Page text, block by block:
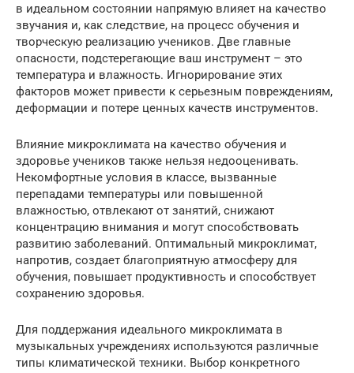
в идеальном состоянии напрямую влияет на качество
звучания и, как следствие, на процесс обучения и
творческую реализацию учеников. Две главные
опасности, подстерегающие ваш инструмент – это
температура и влажность. Игнорирование этих
факторов может привести к серьезным повреждениям,
деформации и потере ценных качеств инструментов.
Влияние микроклимата на качество обучения и
здоровье учеников также нельзя недооценивать.
Некомфортные условия в классе, вызванные
перепадами температуры или повышенной
влажностью, отвлекают от занятий, снижают
концентрацию внимания и могут способствовать
развитию заболеваний. Оптимальный микроклимат,
напротив, создает благоприятную атмосферу для
обучения, повышает продуктивность и способствует
сохранению здоровья.
Для поддержания идеального микроклимата в
музыкальных учреждениях используются различные
типы климатической техники. Выбор конкретного